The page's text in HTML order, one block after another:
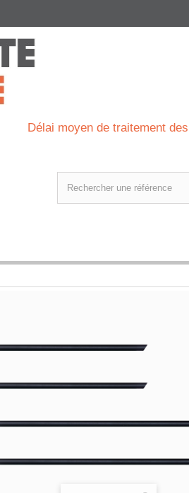
Délai moyen de traitement